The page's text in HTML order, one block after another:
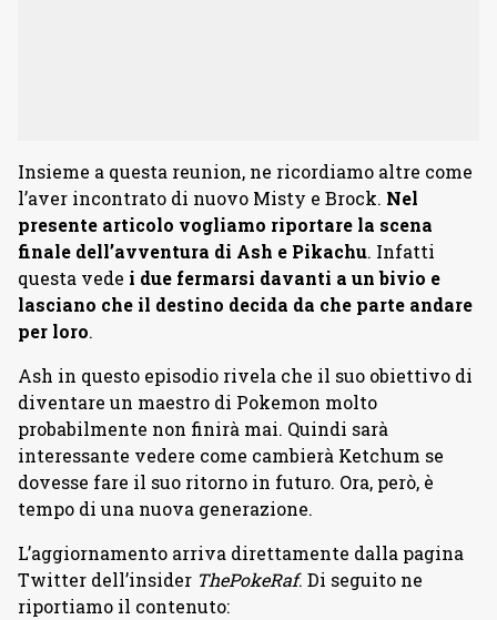
Insieme a questa reunion, ne ricordiamo altre come
l’aver incontrato di nuovo Misty e Brock. Nel
presente articolo vogliamo riportare la scena
finale dell’avventura di Ash e Pikachu. Infatti
questa vede i due fermarsi davanti a un bivio e
lasciano che il destino decida da che parte andare
per loro.
Ash in questo episodio rivela che il suo obiettivo di
diventare un maestro di Pokemon molto
probabilmente non finirà mai. Quindi sarà
interessante vedere come cambierà Ketchum se
dovesse fare il suo ritorno in futuro. Ora, però, è
tempo di una nuova generazione.
L’aggiornamento arriva direttamente dalla pagina
Twitter dell’insider ThePokeRaf. Di seguito ne
riportiamo il contenuto: